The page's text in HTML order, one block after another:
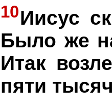
10Иисус
Было же
Итак
пяти